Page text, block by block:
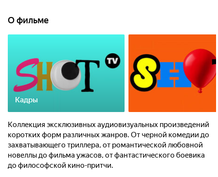
О фильме
Кадры
Коллекция эксклюзивных аудиовизуальных произведений
коротких форм различных жанров. От черной комедии до
захватывающего триллера, от романтической любовной
новеллы до фильма ужасов, от фантастического боевика
до философской кино-притчи.